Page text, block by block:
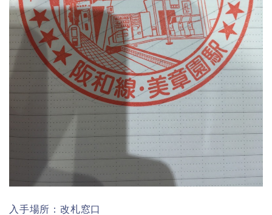
入手場所：改札窓口